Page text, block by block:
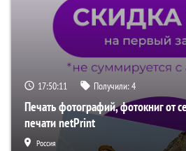
17:50:10 Получили:4
Печать фотографий, фотокниг от
печати netPrint
Россия